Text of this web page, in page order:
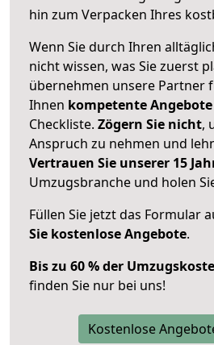
hin zum Verpacken Ihres
Wenn Sie durch Ihren
nicht wissen, was Sie zuerst
übernehmen unsere Partner
Ihnen kompetente Angebote
Checkliste. Zögern Sie nicht,
Anspruch zu nehmen und
Vertrauen Sie unserer 15
Umzugsbranche und holen
Füllen Sie jetzt das Formular
Sie kostenlose Angebote.
Bis zu 60 % der
finden Sie nur bei uns!
Kostenlose